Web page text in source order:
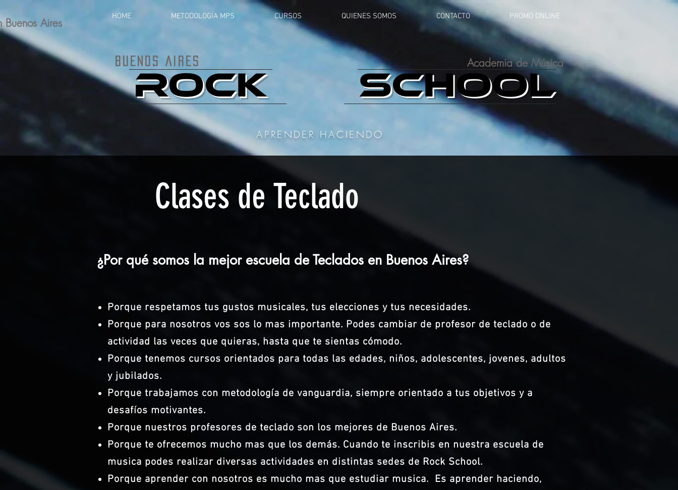
Aires HOME METODOLOGÍA MPS CURSOS QUIENES SOMOS CONTACTO PROMO ONLINE
ROCK SCHOOL
Academia de Música
Buenos Aires
APRENDER HACIENDO
Clases de Teclado
¿Por qué somos la mejor escuela de Teclados en Buenos Aires?
Porque respetamos tus gustos musicales, tus elecciones y tus necesidades.
Porque para nosotros vos sos lo mas importante. Podes cambiar de profesor de teclado o de
actividad las veces que quieras, hasta que te sientas cómodo.
Porque tenemos cursos orientados para todas las edades, niños, adolescentes, jovenes, adultos
y jubilados.
Porque trabajamos con metodología de vanguardia, siempre orientado a tus objetivos y a
desafíos motivantes.
Porque nuestros profesores de teclado son los mejores de Buenos Aires.
Porque te ofrecemos mucho mas que los demás. Cuando te inscribis en nuestra escuela de
musica podes realizar diversas actividades en distintas sedes de Rock School.
Porque aprender con nosotros es mucho mas que estudiar musica. Es aprender haciendo,